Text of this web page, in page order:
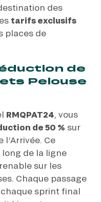
des
tarifs exclusifs
places de
de
Pelouse
RMQPAT24, vous
de 50 % sur
l’Arrivée. Ce
de la ligne
sur les
Chaque passage
sprint final